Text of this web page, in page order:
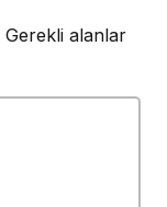
Gerekli alanlar